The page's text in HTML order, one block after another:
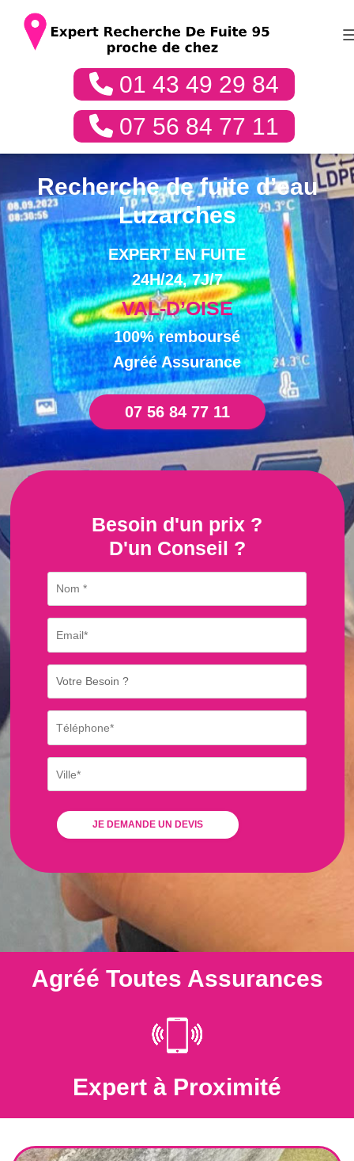
01 43 49 29 84
07 56 84 77 11
Recherche de fuite d’eau
Luzarches
EXPERT EN FUITE
24H/24, 7J/7
VAL-D’OISE
100% remboursé
Agréé Assurance
07 56 84 77 11
Besoin d'un prix ?
D'un Conseil ?
Agréé Toutes Assurances
Expert à Proximité